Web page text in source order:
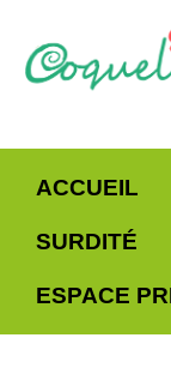
ACCUEIL
SURDITÉ
ESPACE